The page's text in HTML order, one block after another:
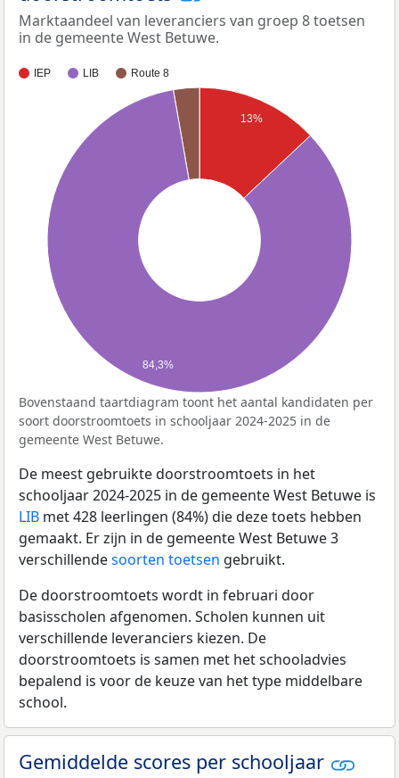
Marktaandeel van leveranciers van groep 8 toetsen
in de gemeente West Betuwe.
IEP LIB Route 8
13%
84,3%
Bovenstaand taartdiagram toont het aantal kandidaten per
soort doorstroomtoets in schooljaar 2024-2025 in de
gemeente West Betuwe.
De meest gebruikte doorstroomtoets in het
schooljaar 2024-2025 in de gemeente West Betuwe is
LIB met 428 leerlingen (84%) die deze toets hebben
gemaakt. Er zijn in de gemeente West Betuwe 3
verschillendesoorten toetsen gebruikt.
De doorstroomtoets wordt in februari door
basisscholen afgenomen. Scholen kunnen uit
verschillende leveranciers kiezen. De
doorstroomtoets is samen met het schooladvies
bepalend is voor de keuze van het type middelbare
school.
Gemiddelde scores per schooljaar